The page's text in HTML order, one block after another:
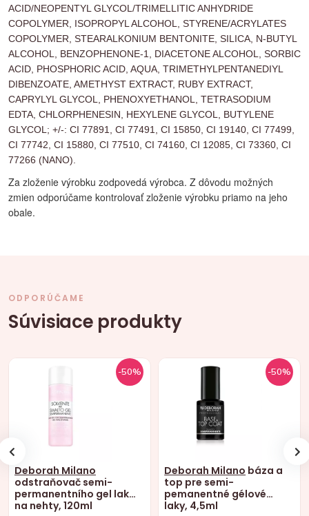
ACID/NEOPENTYL GLYCOL/TRIMELLITIC ANHYDRIDE
COPOLYMER, ISOPROPYL ALCOHOL, STYRENE/ACRYLATES
COPOLYMER, STEARALKONIUM BENTONITE, SILICA, N-BUTYL
ALCOHOL, BENZOPHENONE-1, DIACETONE ALCOHOL, SORBIC
ACID, PHOSPHORIC ACID, AQUA, TRIMETHYLPENTANEDIYL
DIBENZOATE, AMETHYST EXTRACT, RUBY EXTRACT,
CAPRYLYL GLYCOL, PHENOXYETHANOL, TETRASODIUM
EDTA, CHLORPHENESIN, HEXYLENE GLYCOL, BUTYLENE
GLYCOL; +/-: CI 77891, CI 77491, CI 15850, CI 19140, CI 77499,
CI 77742, CI 15880, CI 77510, CI 74160, CI 12085, CI 73360, CI
77266 (NANO).
Za zloženie výrobku zodpovedá výrobca. Z dôvodu možných
zmien odporúčame kontrolovať zloženie výrobku priamo na jeho
obale.
ODPORÚČAME
Súvisiace produkty
-50%
Deborah Milano
odstraňovač semi-
permanentního gel laku
na nehty, 120ml
-50%
Deborah Milano báza a
top pre semi-
pemanentné gélové
laky, 4,5ml